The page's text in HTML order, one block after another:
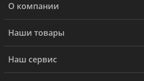
О компании
Наши товары
Наш сервис